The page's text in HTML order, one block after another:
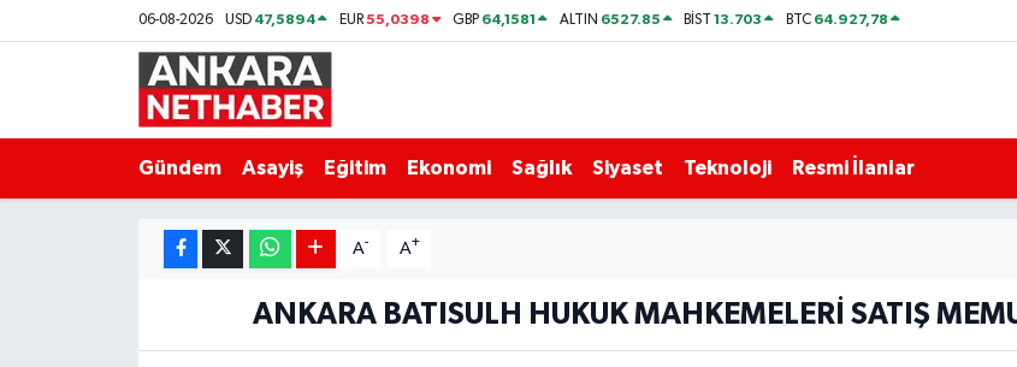
06-08-2026 USD 47,5894 EUR55,0398 GBP 64,1581 ALTIN 6527.85 BİST13.703 BTC 64.927,78
Gündem Asayiş Eğitim Ekonomi Sağlık Siyaset Teknoloji Resmi İlanlar
A- A+
ANKARA BATISULH HUKUK MAHKEMELERİ SATIŞ
Ankara Hava Durumu
Tüm Manşetler